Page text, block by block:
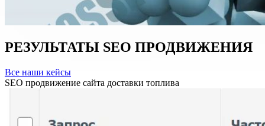
РЕЗУЛЬТАТЫ SEO ПРОДВИЖЕНИЯ
Все наши кейсы
SEO продвижение сайта доставки топлива